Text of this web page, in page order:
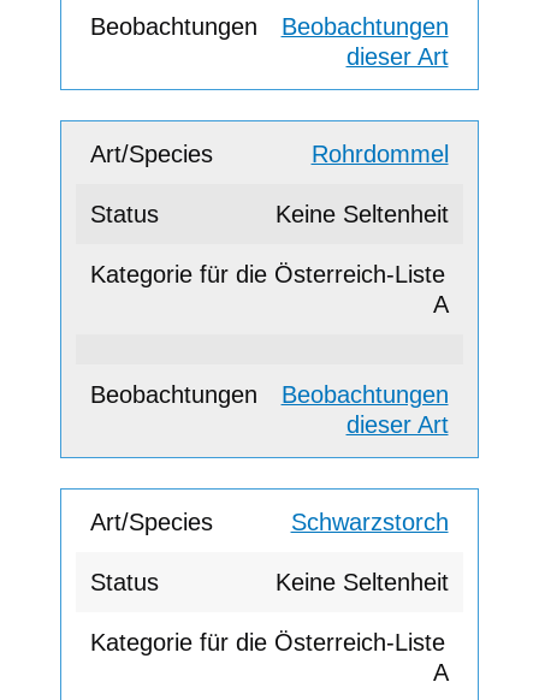
Beobachtungen
dieser Art
Rohrdommel
Keine Seltenheit
A
Beobachtungen
dieser Art
Schwarzstorch
Keine Seltenheit
A